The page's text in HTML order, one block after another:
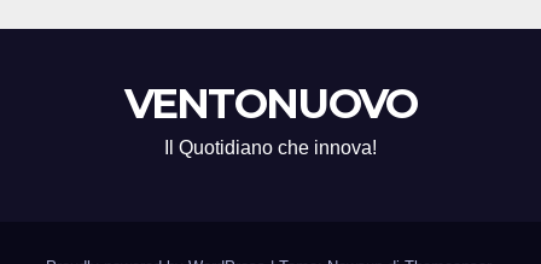
VENTONUOVO
Il Quotidiano che innova!